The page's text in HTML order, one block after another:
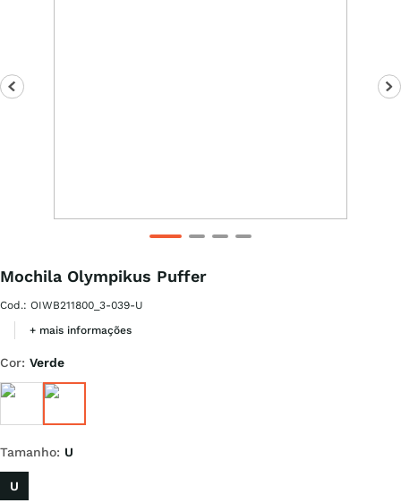
Mochila Olympikus Puffer
Cod.: OIWB211800_3-039-U
+ mais informações
Cor: Verde
Tamanho: U
U